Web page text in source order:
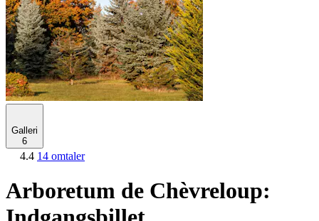
Galleri
6
4.4 14 omtaler
Arboretum de Chèvreloup: